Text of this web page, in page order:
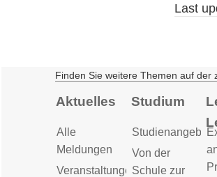
Last
Finden Sie weitere Themen auf der
Aktuelles
Alle
Meldungen
Veranstaltungen
Studium
Studienangebot
Von der
Schule zur